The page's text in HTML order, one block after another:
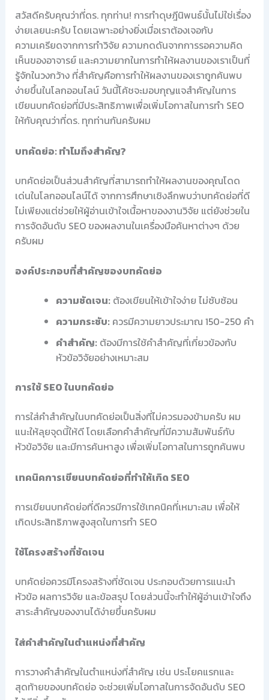
สวัสดีครับคุณว่าที่ดร. ทุกท่าน! การทำดุษฎีนิพนธ์นั้นไม่ใช่เรื่อง
ง่ายเลยนะครับ โดยเฉพาะอย่างยิ่งเมื่อเราต้องเจอกับ
ความเครียดจากการทำวิจัย ความกดดันจากการรอความคิด
เห็นของอาจารย์ และความยากในการทำให้ผลงานของเราเป็นที่
รู้จักในวงกว้าง ที่สำคัญคือการทำให้ผลงานของเราถูกค้นพบ
ง่ายขึ้นในโลกออนไลน์ วันนี้โค้ชจะมอบกุญแจสำคัญในการ
เขียนบทคัดย่อที่มีประสิทธิภาพเพื่อเพิ่มโอกาสในการทำ SEO
ให้กับคุณว่าที่ดร. ทุกท่านกันครับผม
บทคัดย่อ: ทำไมถึงสำคัญ?
บทคัดย่อเป็นส่วนสำคัญที่สามารถทำให้ผลงานของคุณโดด
เด่นในโลกออนไลน์ได้ จากการศึกษาเชิงลึกพบว่าบทคัดย่อที่ดี
ไม่เพียงแต่ช่วยให้ผู้อ่านเข้าใจเนื้อหาของงานวิจัย แต่ยังช่วยใน
การจัดอันดับ SEO ของผลงานในเครื่องมือค้นหาต่างๆ ด้วย
ครับผม
องค์ประกอบที่สำคัญของบทคัดย่อ
ความชัดเจน: ต้องเขียนให้เข้าใจง่าย ไม่ซับซ้อน
ความกระชับ: ควรมีความยาวประมาณ 150-250 คำ
คำสำคัญ: ต้องมีการใช้คำสำคัญที่เกี่ยวข้องกับ
หัวข้อวิจัยอย่างเหมาะสม
การใช้ SEO ในบทคัดย่อ
การใส่คำสำคัญในบทคัดย่อเป็นสิ่งที่ไม่ควรมองข้ามครับ ผม
แนะให้ลุยจุดนี้ให้ดี โดยเลือกคำสำคัญที่มีความสัมพันธ์กับ
หัวข้อวิจัย และมีการค้นหาสูง เพื่อเพิ่มโอกาสในการถูกค้นพบ
เทคนิคการเขียนบทคัดย่อที่ทำให้เกิด SEO
การเขียนบทคัดย่อที่ดีควรมีการใช้เทคนิคที่เหมาะสม เพื่อให้
เกิดประสิทธิภาพสูงสุดในการทำ SEO
ใช้โครงสร้างที่ชัดเจน
บทคัดย่อควรมีโครงสร้างที่ชัดเจน ประกอบด้วยการแนะนำ
หัวข้อ ผลการวิจัย และข้อสรุป โดยส่วนนี้จะทำให้ผู้อ่านเข้าใจถึง
สาระสำคัญของงานได้ง่ายขึ้นครับผม
ใส่คำสำคัญในตำแหน่งที่สำคัญ
การวางคำสำคัญในตำแหน่งที่สำคัญ เช่น ประโยคแรกและ
สุดท้ายของบทคัดย่อ จะช่วยเพิ่มโอกาสในการจัดอันดับ SEO